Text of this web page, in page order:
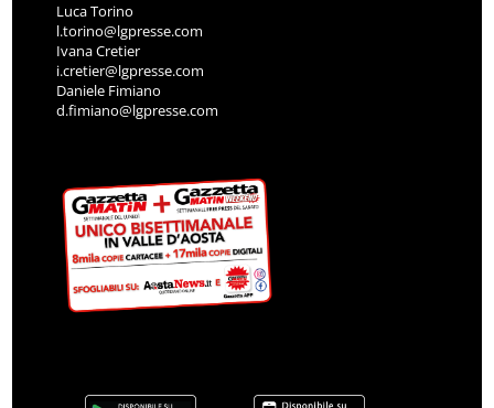
Luca Torino
l.torino@lgpresse.com
Ivana Cretier
i.cretier@lgpresse.com
Daniele Fimiano
d.fimiano@lgpresse.com